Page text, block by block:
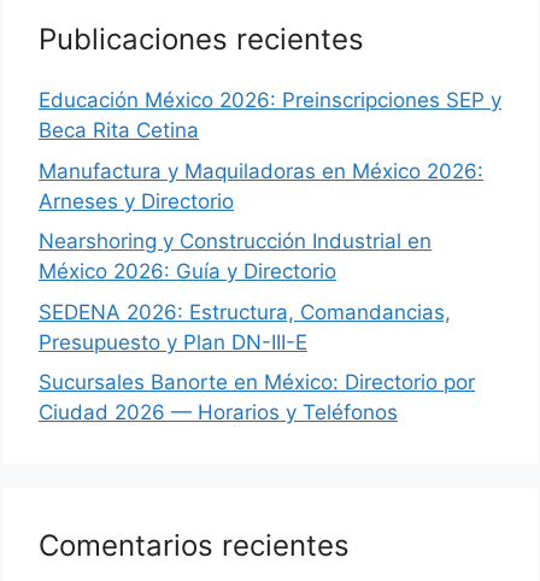
Publicaciones recientes
Educación México 2026: Preinscripciones SEP y
Beca Rita Cetina
Manufactura y Maquiladoras en México 2026:
Arneses y Directorio
Nearshoring y Construcción Industrial en
México 2026: Guía y Directorio
SEDENA 2026: Estructura, Comandancias,
Presupuesto y Plan DN-III-E
Sucursales Banorte en México: Directorio por
Ciudad 2026 — Horarios y Teléfonos
Comentarios recientes